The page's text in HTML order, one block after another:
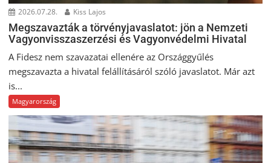
2026.07.28. Kiss Lajos
Megszavazták a törvényjavaslatot: jön a Nemzeti
Vagyonvisszaszerzési és Vagyonvédelmi Hivatal
A Fidesz nem szavazatai ellenére az Országgyűlés
megszavazta a hivatal felállításáról szóló javaslatot. Már azt
is...
Magyarország